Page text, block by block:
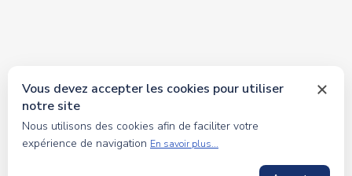
© 2026 tous droits réservés Toyscollection. Réalisation
oceanesoft.com
Vous devez accepter les cookies pour utiliser
notre site
Nous utilisons des cookies afin de faciliter votre
expérience de navigation En savoir plus...